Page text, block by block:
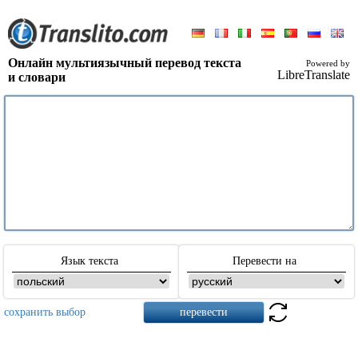
Онлайн мультиязычный перевод текста
и словари
Powered by
LibreTranslate
Язык текста Перевести на
сохранить выбор